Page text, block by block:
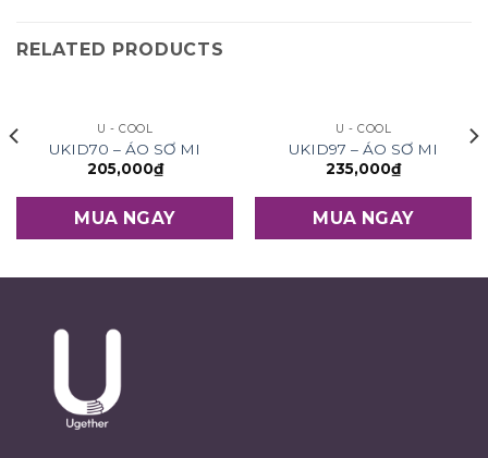
RELATED PRODUCTS
U - COOL
UKID70 – ÁO SƠ MI
205,000₫
MUA NGAY
U - COOL
UKID97 – ÁO SƠ MI
235,000₫
MUA NGAY